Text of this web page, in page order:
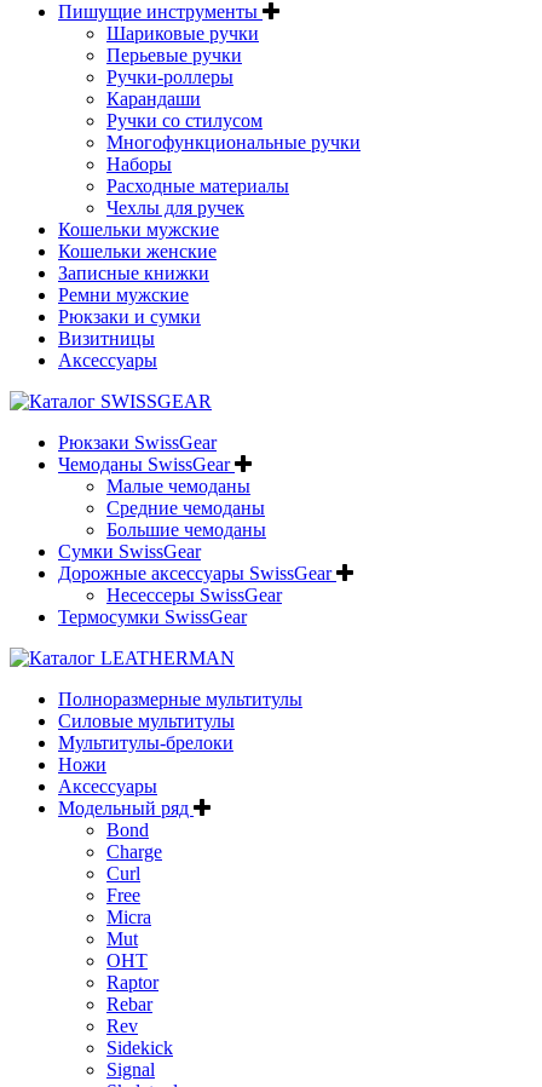
Пишущие инструменты
Шариковые ручки
Перьевые ручки
Ручки-роллеры
Карандаши
Ручки со стилусом
Многофункциональные ручки
Наборы
Расходные материалы
Чехлы для ручек
Кошельки мужские
Кошельки женские
Записные книжки
Ремни мужские
Рюкзаки и сумки
Визитницы
Аксессуары
Рюкзаки SwissGear
Чемоданы SwissGear
Малые чемоданы
Средние чемоданы
Большие чемоданы
Сумки SwissGear
Дорожные аксессуары SwissGear
Несессеры SwissGear
Термосумки SwissGear
Полноразмерные мультитулы
Силовые мультитулы
Мультитулы-брелоки
Ножи
Аксессуары
Модельный ряд
Bond
Charge
Curl
Free
Micra
Mut
OHT
Raptor
Rebar
Rev
Sidekick
Signal